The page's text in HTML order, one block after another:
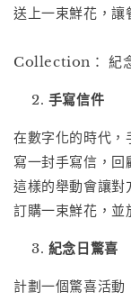
送上一束鮮花，讓
Collection： 紀
手寫信件
在數字化的時代，
寫一封手寫信，回
這樣的舉動會讓對
訂購一束鮮花，並
紀念日驚喜
計劃一個驚喜活動